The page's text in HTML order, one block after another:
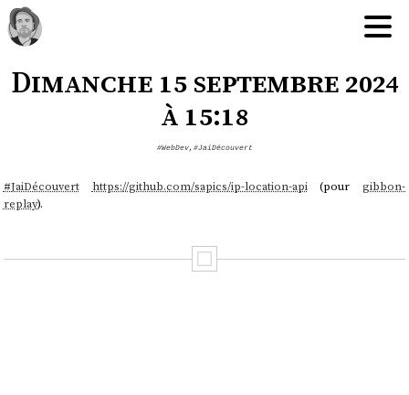
Dimanche 15 septembre 2024
à 15:18
#WebDev, #JaiDécouvert
#JaiDécouvert https://github.com/sapics/ip-location-api(pour gibbon-
replay).